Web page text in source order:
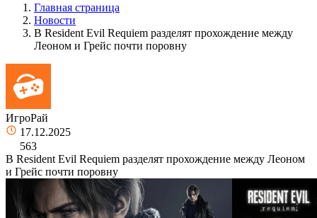
Главная страница
Новости
В Resident Evil Requiem разделят прохождение между
Леоном и Грейс почти поровну
ИгроРай
17.12.2025
563
В Resident Evil Requiem разделят прохождение между Леоном
и Грейс почти поровну